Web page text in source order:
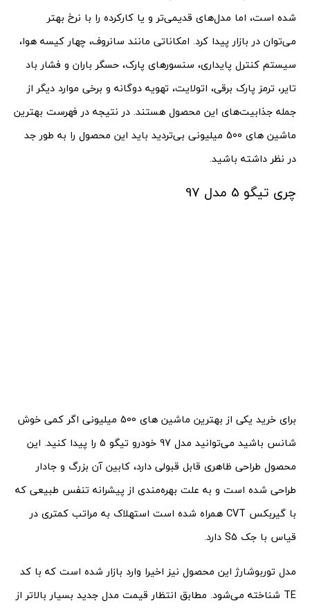
شده است،‌ اما مدل‌های قدیمی‌تر و یا کارکرده را با نرخ بهتر
می‌توان در بازار پیدا کرد. امکاناتی مانند سانروف،‌ چهار کیسه هوا،
سیستم کنترل پایداری‌، سنسورهای پارک،‌ حسگر باران و فشار باد
تایر،‌ ترمز پارک برقی، اتولایت، تهویه دوگانه و برخی موارد دیگر از
جمله جذابیت‌های این محصول هستند. در نتیجه در فهرست بهترین
ماشین های 500 میلیونی بی‌تردید باید این محصول را به طور جد
در نظر داشته باشید.
چری تیگو 5 مدل 97
برای خرید یکی از بهترین ماشین های 500 میلیونی اگر کمی خوش
شانس باشید می‌توانید مدل 97 خودرو تیگو 5 را پیدا کنید. این
محصول طراحی ظاهری قابل قبولی دارد،‌ کابین آن بزرگ و جادار
طراحی شده است و به علت بهره‌مندی از پیشرانه تنفس طبیعی که
با گیربکس CVT همراه شده است استهلاک به مراتب کمتری در
قیاس با جک S5 دارد.
مدل توربوشارژ این محصول نیز اخیرا وارد بازار شده است که با کد
TE شناخته می‌شود. مطابق انتظار قیمت مدل جدید بسیار بالاتر از